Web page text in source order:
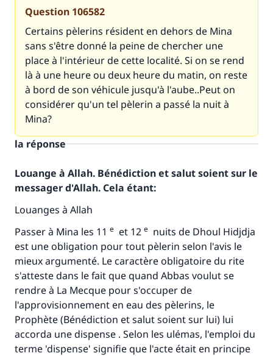
Question 106582
Certains pèlerins résident en dehors de Mina
sans s'être donné la peine de chercher une
place à l'intérieur de cette localité. Si on se rend
là à une heure ou deux heure du matin, on reste
à bord de son véhicule jusqu'à l'aube..Peut on
considérer qu'un tel pèlerin a passé la nuit à
Mina?
la réponse
Louange à Allah. Bénédiction et salut soient sur le
messager d'Allah. Cela étant:
Louanges à Allah
Passer à Mina les 11 e et 12 e nuits de Dhoul Hidjdja
est une obligation pour tout pèlerin selon l'avis le
mieux argumenté. Le caractère obligatoire du rite
s'atteste dans le fait que quand Abbas voulut se
rendre à La Mecque pour s'occuper de
l'approvisionnement en eau des pèlerins, le
Prophète (Bénédiction et salut soient sur lui) lui
accorda une dispense . Selon les ulémas, l'emploi du
terme 'dispense' signifie que l'acte était en principe
Faites une différence dans la vie de